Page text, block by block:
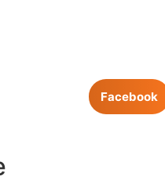
Facebook